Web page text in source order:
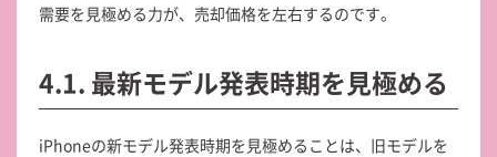
需要を見極める力が、売却価格を左右するのです。
4.1. 最新モデル発表時期を見極める
iPhoneの新モデル発表時期を見極めることは、旧モデルを